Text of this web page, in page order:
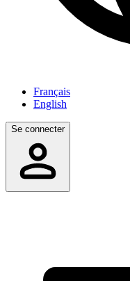
Français
English
Se connecter